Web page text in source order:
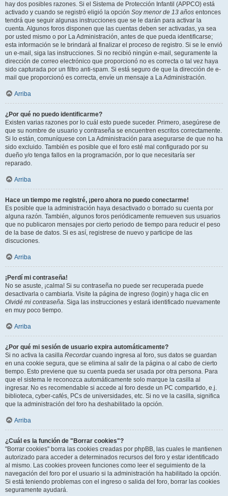
hay dos posibles razones. Si el Sistema de Protección Infantil (APPCO) está
activado y cuando se registró eligió la opción Soy menor de 13 años entonces
tendrá que seguir algunas instrucciones que se le darán para activar la
cuenta. Algunos foros disponen que las cuentas deben ser activadas, ya sea
por usted mismo o por La Administración, antes de que pueda identificarse;
esta información se le brindará al finalizar el proceso de registro. Si se le envió
un e-mail, siga las instrucciones. Si no recibió ningún e-mail, seguramente la
dirección de correo electrónico que proporcionó no es correcta o tal vez haya
sido capturada por un filtro anti-spam. Si está seguro de que la dirección de e-
mail que proporcionó es correcta, envíe un mensaje a La Administración.
Arriba
¿Por qué no puedo identificarme?
Existen varias razones por lo cuál esto puede suceder. Primero, asegúrese de
que su nombre de usuario y contraseña se encuentren escritos correctamente.
Si lo están, comuníquese con La Administración para asegurarse de que no ha
sido excluido. También es posible que el foro esté mal configurado por su
dueño y/o tenga fallos en la programación, por lo que necesitaría ser
reparado.
Arriba
Hace un tiempo me registré, ¡pero ahora no puedo conectarme!
Es posible que la administración haya desactivado o borrado su cuenta por
alguna razón. También, algunos foros periódicamente remueven sus usuarios
que no publicaron mensajes por cierto periodo de tiempo para reducir el peso
de la base de datos. Si es así, registrese de nuevo y participe de las
discuciones.
Arriba
¡Perdí mi contraseña!
No se asuste, ¡calma! Si su contraseña no puede ser recuperada puede
desactivarla o cambiarla. Visite la página de ingreso (login) y haga clic en
Olvidé mi contraseña. Siga las instrucciones y estará identificado nuevamente
en muy poco tiempo.
Arriba
¿Por qué mi sesión de usuario expira automáticamente?
Si no activa la casilla Recordarcuando ingresa al foro, sus datos se guardan
en una cookie segura, que se elimina al salir de la página o al cabo de cierto
tiempo. Esto previene que su cuenta pueda ser usada por otra persona. Para
que el sistema le reconozca automáticamente solo marque la casilla al
ingresar. No es recomendable si accede al foro desde un PC compartido, e.j.
biblioteca, cyber-cafés, PCs de universidades, etc. Si no ve la casilla, significa
que la administración del foro ha deshabilitado la opción.
Arriba
¿Cuál es la función de "Borrar cookies"?
"Borrar cookies" borra las cookies creadas por phpBB, las cuales le mantienen
autorizado para acceder a determinados recursos del foro y estar identificado
al mismo. Las cookies proveen funciones como leer el seguimiento de la
navegación del foro por el usuario si la administración ha habilitado la opción.
Si está teniendo problemas con el ingreso o salida del foro, borrar las cookies
seguramente ayudará.